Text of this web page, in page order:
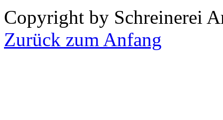
Copyright by Schreinerei
Zurück zum Anfang